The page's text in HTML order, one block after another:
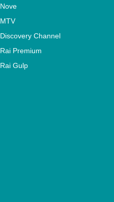
Nove
MTV
Discovery Channel
Rai Premium
Rai Gulp